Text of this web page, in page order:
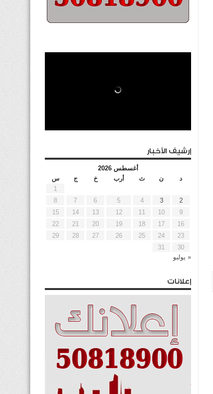
إرشيف الأخبار
أغسطس 2026
د
ن ث أرب خ ج
س
1
2
3
4
5
6
7
8
9
10
11
12
13
14
15
16
17
18
19
20
21
22
23
24
25
26
27
28
29
30
31
« يوليو
إعلانات